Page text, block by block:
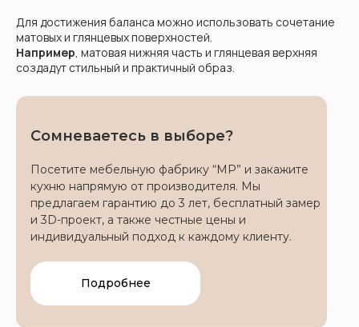
Для достижения баланса можно использовать сочетание
матовых и глянцевых поверхностей.
Например, матовая нижняя часть и глянцевая верхняя
создадут стильный и практичный образ.
Сомневаетесь в выборе?
Посетите мебельную фабрику “МР” и закажите
кухню напрямую от производителя. Мы
предлагаем гарантию до 3 лет, бесплатный замер
и 3D-проект, а также честные цены и
индивидуальный подход к каждому клиенту.
Подробнее